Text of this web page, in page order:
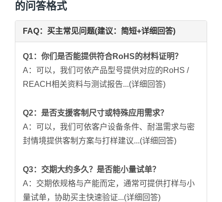
的问答格式
FAQ：买主常见问题(建议：简短+详细回答)
Q1：你们是否能提供符合RoHS的材料证明？
A：可以，我们可依产品型号提供对应的RoHS /
REACH相关资料与测试报告...(详细回答)
Q2：是否支援客制尺寸或特殊应用需求？
A：可以，我们可依客户设备条件、耐温需求与密
封情境提供客制方案与打样建议...(详细回答)
Q3：交期大约多久？是否能小量试单？
A：交期依规格与产能而定，通常可提供打样与小
量试单，协助买主快速验证...(详细回答)